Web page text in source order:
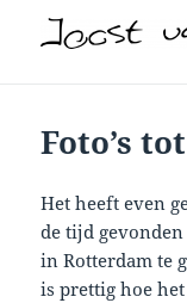
Foto’s
Het heeft even
de tijd
in Rotterdam te
is prettig hoe